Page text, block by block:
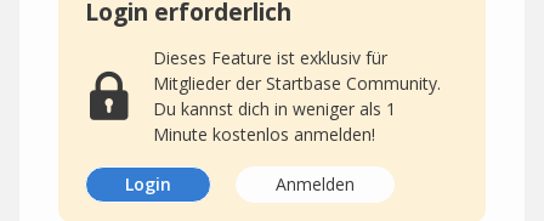
Login erforderlich
Dieses Feature ist exklusiv für
Mitglieder der Startbase Community.
Du kannst dich in weniger als 1
Minute kostenlos anmelden!
Login Anmelden